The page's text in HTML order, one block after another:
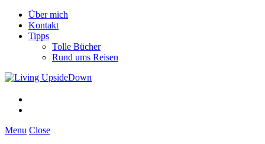
Über mich
Kontakt
Tipps
Tolle Bücher
Rund ums Reisen
Menu Close